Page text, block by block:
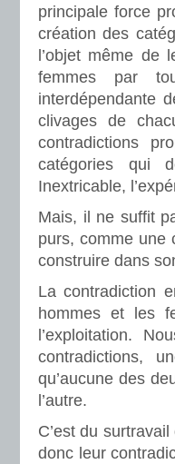
principale force
création des
l’objet même de
femmes par
interdépendante
clivages de
contradictions
catégories qui
Inextricable,
Mais, il ne suffit
purs, comme une
construire dans
La contradiction
hommes et les
l’exploitation.
contradictions,
qu’aucune des
l’autre.
C’est du
donc leur